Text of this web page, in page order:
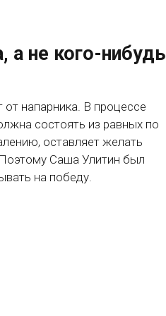
а не кого-нибудь
от напарника. В процессе
состоять из равных по
оставляет желать
Саша Улитин был
на победу.